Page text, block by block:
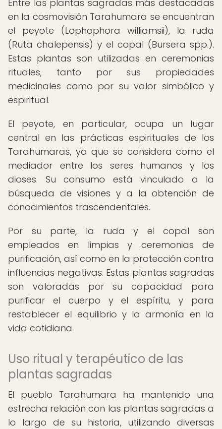
Entre las plantas sagradas más destacadas
en la cosmovisión Tarahumara se encuentran
el peyote (Lophophora williamsii), la ruda
(Ruta chalepensis) y el copal (Bursera spp.).
Estas plantas son utilizadas en ceremonias
rituales, tanto por sus propiedades
medicinales como por su valor simbólico y
espiritual.
El peyote, en particular, ocupa un lugar
central en las prácticas espirituales de los
Tarahumaras, ya que se considera como el
mediador entre los seres humanos y los
dioses. Su consumo está vinculado a la
búsqueda de visiones y a la obtención de
conocimientos trascendentales.
Por su parte, la ruda y el copal son
empleados en limpias y ceremonias de
purificación, así como en la protección contra
influencias negativas. Estas plantas sagradas
son valoradas por su capacidad para
purificar el cuerpo y el espíritu, y para
restablecer el equilibrio y la armonía en la
vida cotidiana.
Uso ritual y terapéutico de las
plantas sagradas
El pueblo Tarahumara ha mantenido una
estrecha relación con las plantas sagradas a
lo largo de su historia, utilizando diversas